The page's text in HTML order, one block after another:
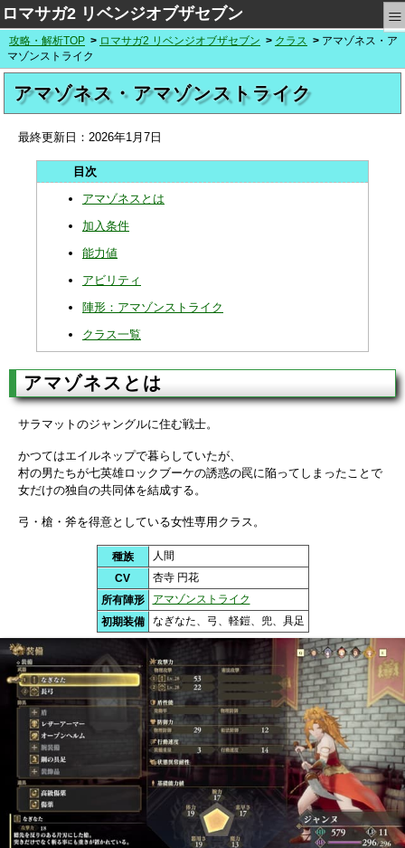
ロマサガ2 リベンジオブザセブン ≡
攻略・解析TOP ロマサガ2 リベンジオブザセブン クラス
アマゾネス・ア
マゾンストライク
アマゾネス・アマゾンストライク
最終更新日： 2026年1月7日
アマゾネスとは
加入条件
能力値
アビリティ
陣形：アマゾンストライク
クラス一覧
アマゾネスとは
サラマットのジャングルに住む戦士。
かつてはエイルネップで暮らしていたが、
村の男たちが七英雄ロックブーケの誘惑の罠に陥ってしまったことで
女だけの独自の共同体を結成する。
弓・槍・斧を得意としている女性専用クラス。
種族
人間
CV
杏寺 円花
所有陣形
アマゾンストライク
初期装備
なぎなた、弓、軽鎧、兜、具足